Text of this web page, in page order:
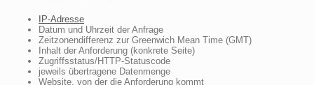
IP-Adresse
Datum und Uhrzeit der Anfrage
Zeitzonendifferenz zur Greenwich Mean Time (GMT)
Inhalt der Anforderung (konkrete Seite)
Zugriffsstatus/HTTP-Statuscode
jeweils übertragene Datenmenge
Website, von der die Anforderung kommt